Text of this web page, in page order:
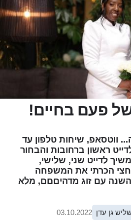
פעם בחיים!
2 בלילה... ווטסאפ, שיחות טלפון עד
ראשון ברחובות והבחור
לדייט שני, שלישי,
וחצי הכרתי את המשפחה
עם זוג מדהיםםם, מלא
גן עדן 03.10.2022